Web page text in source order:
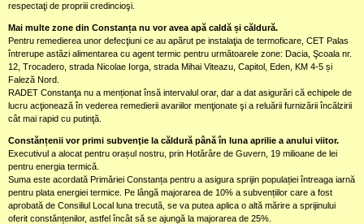
respectaţi de propriii credincioşi.
Mai multe zone din Constanța nu vor avea apă caldă și căldură.
Pentru remedierea unor defecţiuni ce au apărut pe instalaţia de termoficare, CET Palas
întrerupe astăzi alimentarea cu agent termic pentru următoarele zone: Dacia, Şcoala nr.
12, Trocadero, strada Nicolae Iorga, strada Mihai Viteazu, Capitol, Eden, KM 4-5 și
Faleză Nord.
RADET Constanţa nu a menționat însă intervalul orar, dar a dat asigurări că echipele de
lucru acţionează în vederea remedierii avariilor menţionate şi a reluării furnizării încălzirii
cât mai rapid cu putinţă.
Constănțenii vor primi subvenţie la căldură până în luna aprilie a anului viitor.
Executivul a alocat pentru orașul nostru, prin Hotărâre de Guvern, 19 milioane de lei
pentru energia termică.
Suma este acordată Primăriei Constanța pentru a asigura sprijin populației întreaga iarnă
pentru plata energiei termice. Pe lângă majorarea de 10% a subvențiilor care a fost
aprobată de Consiliul Local luna trecută, se va putea aplica o altă mărire a sprijinului
oferit constănțenilor, astfel încât să se ajungă la majorarea de 25%.